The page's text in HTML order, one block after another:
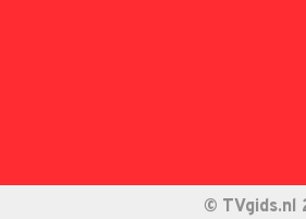
© TVgids.nl